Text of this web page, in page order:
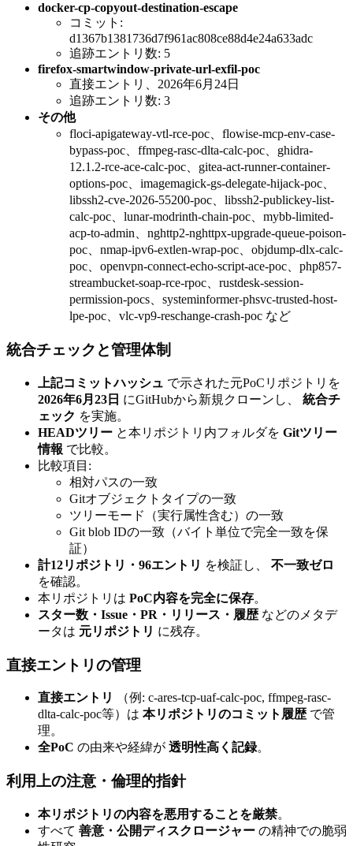
docker-cp-copyout-destination-escape
コミット:
d1367b1381736d7f961ac808ce88d4e24a633adc
追跡エントリ数: 5
firefox-smartwindow-private-url-exfil-poc
直接エントリ、2026年6月24日
追跡エントリ数: 3
その他
floci-apigateway-vtl-rce-poc、flowise-mcp-env-case-
bypass-poc、ffmpeg-rasc-dlta-calc-poc、ghidra-
12.1.2-rce-ace-calc-poc、gitea-act-runner-container-
options-poc、imagemagick-gs-delegate-hijack-poc、
libssh2-cve-2026-55200-poc、libssh2-publickey-list-
calc-poc、lunar-modrinth-chain-poc、mybb-limited-
acp-to-admin、nghttp2-nghttpx-upgrade-queue-poison-
poc、nmap-ipv6-extlen-wrap-poc、objdump-dlx-calc-
poc、openvpn-connect-echo-script-ace-poc、php857-
streambucket-soap-rce-rpoc、rustdesk-session-
permission-pocs、systeminformer-phsvc-trusted-host-
lpe-poc、vlc-vp9-reschange-crash-poc など
統合チェックと管理体制
上記コミットハッシュ で示された元PoCリポジトリを
2026年6月23日 にGitHubから新規クローンし、 統合チ
ェック を実施。
HEADツリー と本リポジトリ内フォルダを Gitツリー
情報 で比較。
比較項目:
相対パスの一致
Gitオブジェクトタイプの一致
ツリーモード（実行属性含む）の一致
Git blob IDの一致（バイト単位で完全一致を保
証）
計12リポジトリ・96エントリ を検証し、 不一致ゼロ
を確認。
本リポジトリは PoC内容を完全に保存。
スター数・Issue・PR・リリース・履歴などのメタデ
ータは 元リポジトリ に残存。
直接エントリの管理
直接エントリ
（例: c-ares-tcp-uaf-calc-poc, ffmpeg-rasc-
dlta-calc-poc等）は 本リポジトリのコミット履歴で管
理。
全PoC の由来や経緯が 透明性高く記録。
利用上の注意・倫理的指針
本リポジトリの内容を悪用することを厳禁。
すべて 善意・公開ディスクロージャー の精神での脆弱